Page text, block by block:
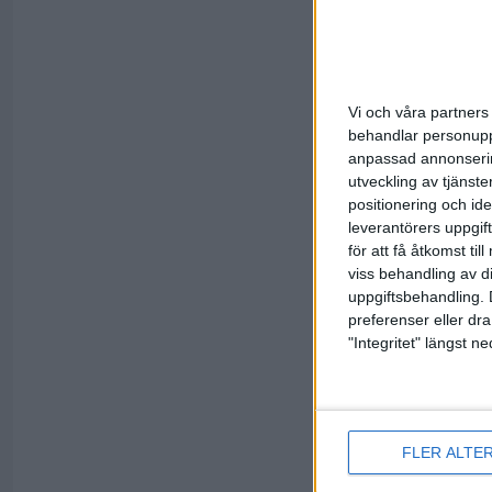
Vi och våra
behandlar
anpassad
utveckling av
positionering och
leverantörers
för att få åtkomst till
viss behandling av
uppgiftsbehandling.
preferenser eller
"Integritet" längst
FLER
ETBF